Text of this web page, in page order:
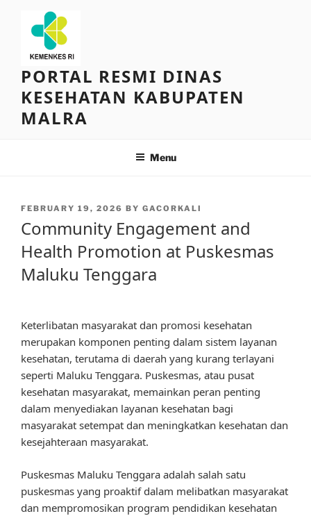
content
PORTAL RESMI DINAS
KESEHATAN KABUPATEN
MALRA
Menu
POSTED
FEBRUARY 19, 2026 BY GACORKALI
Community Engagement and
Health Promotion at Puskesmas
Maluku Tenggara
Keterlibatan masyarakat dan promosi kesehatan
merupakan komponen penting dalam sistem layanan
kesehatan, terutama di daerah yang kurang terlayani
seperti Maluku Tenggara. Puskesmas, atau pusat
kesehatan masyarakat, memainkan peran penting
dalam menyediakan layanan kesehatan bagi
masyarakat setempat dan meningkatkan kesehatan dan
kesejahteraan masyarakat.
Puskesmas Maluku Tenggara adalah salah satu
puskesmas yang proaktif dalam melibatkan masyarakat
dan mempromosikan program pendidikan kesehatan